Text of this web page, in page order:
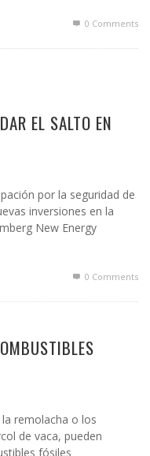
0 Comments
EL SALTO EN
por la seguridad de
inversiones en la
New Energy
0 Comments
remolacha o los
de vaca, pueden
fósiles